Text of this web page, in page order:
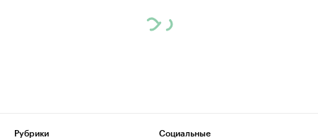
Рубрики
Социальные